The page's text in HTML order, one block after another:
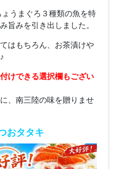
うまぐろ３種類の魚を特
旨みを引き出しました。
はもちろん、お茶漬けや
けできる選択欄もござい
、南三陸の味を贈りませ
おタタキ